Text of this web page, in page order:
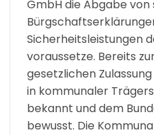
GmbH die Abgabe
Sicherheitsleistungen
voraussetze. Bereits
gesetzlichen
in kommunaler
bekannt und dem
bewusst. Die